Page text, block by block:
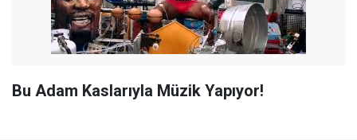
Bu Adam Kaslarıyla Müzik Yapıyor!